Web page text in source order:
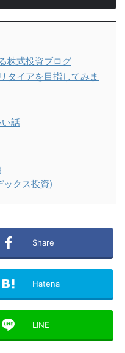
株式投資ブログ
タイアを目指してみま
話
ックス投資)
Share
Hatena
LINE